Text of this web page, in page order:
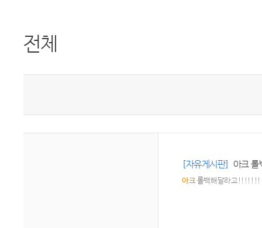
전체
[자유게시판] 아크
아크롤백해달라고